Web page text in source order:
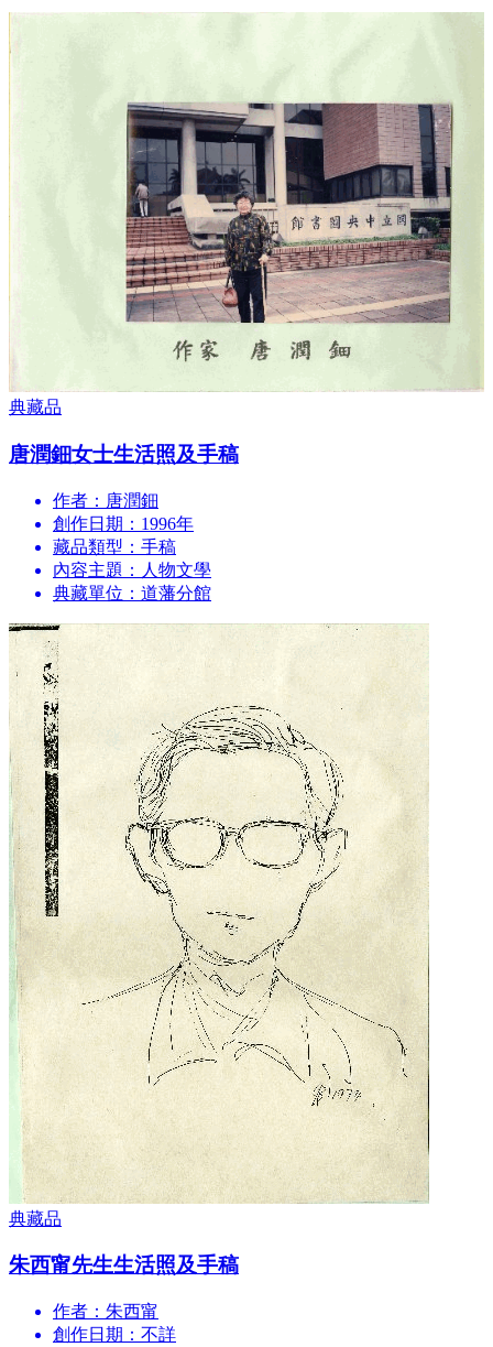
典藏品
唐潤鈿女士生活照及手稿
作者：唐潤鈿
創作日期：1996年
藏品類型：手稿
內容主題：人物文學
典藏單位：道藩分館
典藏品
朱西甯先生生活照及手稿
作者：朱西甯
創作日期：不詳